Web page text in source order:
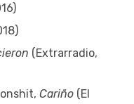
(Extrarradio,
Cariño (El